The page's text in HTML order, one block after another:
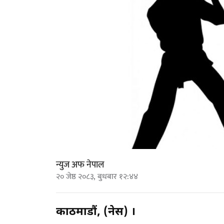
न्युज अफ नेपाल
२० जेष्ठ २०८३, बुधबार १२:४४
काठमाडौं, (नेस) ।